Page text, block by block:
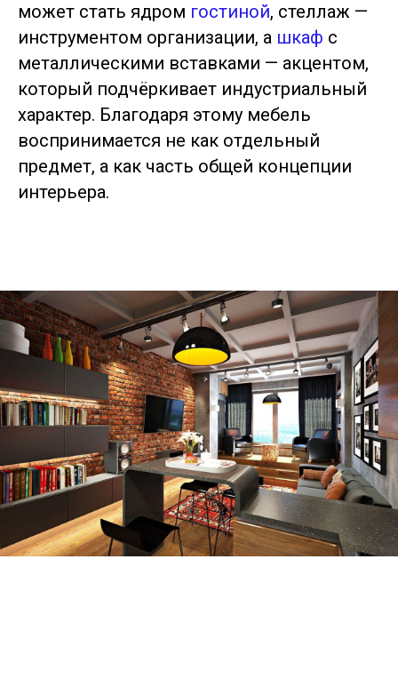
может стать ядром гостиной, стеллаж —
инструментом организации, а шкаф с
металлическими вставками — акцентом,
который подчёркивает индустриальный
характер. Благодаря этому мебель
воспринимается не как отдельный
предмет, а как часть общей концепции
интерьера.